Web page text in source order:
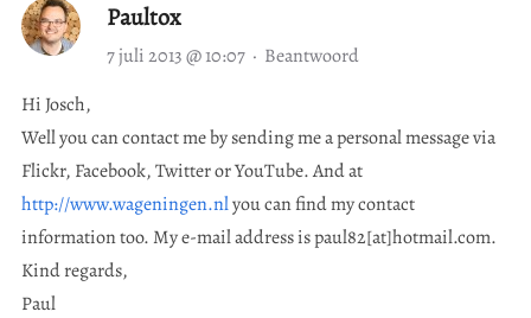
Paultox
7 juli 2013 @ 10:07 · Beantwoord
Hi Josch,
Well you can contact me by sending me a personal message via
Flickr, Facebook, Twitter or YouTube. And at
http://www.wageningen.nlyou can find my contact
information too. My e-mail address is paul82[at]hotmail.com.
Kind regards,
Paul